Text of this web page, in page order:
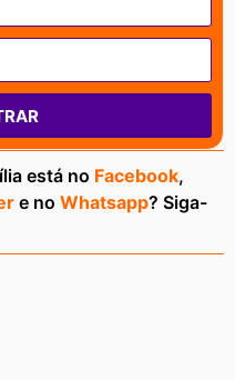
está no Facebook,
e no Whatsapp? Siga-